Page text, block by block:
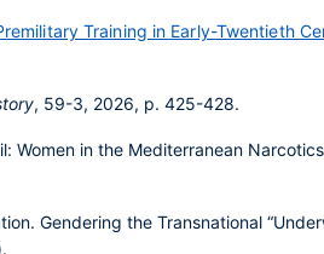
Training in Early-Twentieth
, 59-3, 2026, p. 425-428.
Women in the Mediterranean
Gendering the Transnational